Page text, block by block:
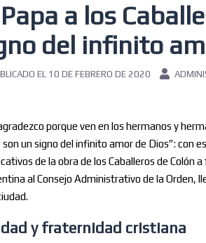
a los
del infinito
EL 10 DE FEBRERO DE 2020
porque ven en los hermanos y
son un signo del infinito amor de Dios”: con
de la obra de los Caballeros de Colón
al Consejo Administrativo de la Orden,
y fraternidad cristiana